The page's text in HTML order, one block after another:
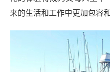
来的生活和工作中更加包容和